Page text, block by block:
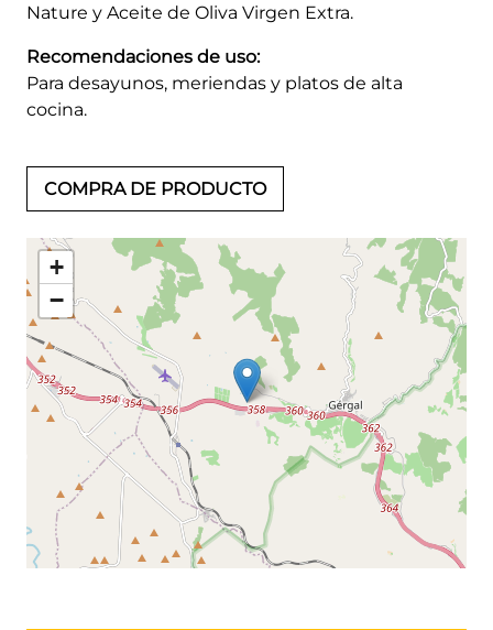
Nature y Aceite de Oliva Virgen Extra.
Recomendaciones de uso:
Para desayunos, meriendas y platos de alta
cocina.
COMPRA DE PRODUCTO
+
−